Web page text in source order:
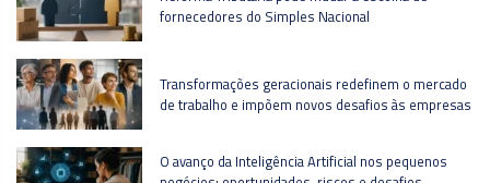
fornecedores do Simples Nacional
Transformações geracionais redefinem o mercado
de trabalho e impõem novos desafios às empresas
O avanço da Inteligência Artificial nos pequenos